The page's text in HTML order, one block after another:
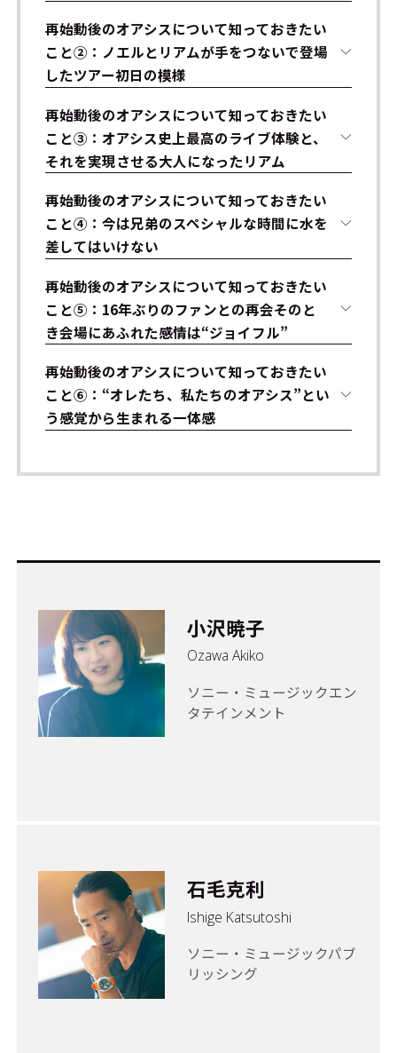
再始動後のオアシスについて知っておきたい
こと②：ノエルとリアムが手をつないで登場
したツアー初日の模様
再始動後のオアシスについて知っておきたい
こと③：オアシス史上最高のライブ体験と、
それを実現させる大人になったリアム
再始動後のオアシスについて知っておきたい
こと④：今は兄弟のスペシャルな時間に水を
差してはいけない
再始動後のオアシスについて知っておきたい
こと⑤：16年ぶりのファンとの再会――そのと
き会場にあふれた感情は“ジョイフル”
再始動後のオアシスについて知っておきたい
こと⑥：“オレたち、私たちのオアシス”とい
う感覚から生まれる一体感
小沢暁子
Ozawa Akiko
ソニー・ミュージックエン
タテインメント
石毛克利
Ishige Katsutoshi
ソニー・ミュージックパブ
リッシング